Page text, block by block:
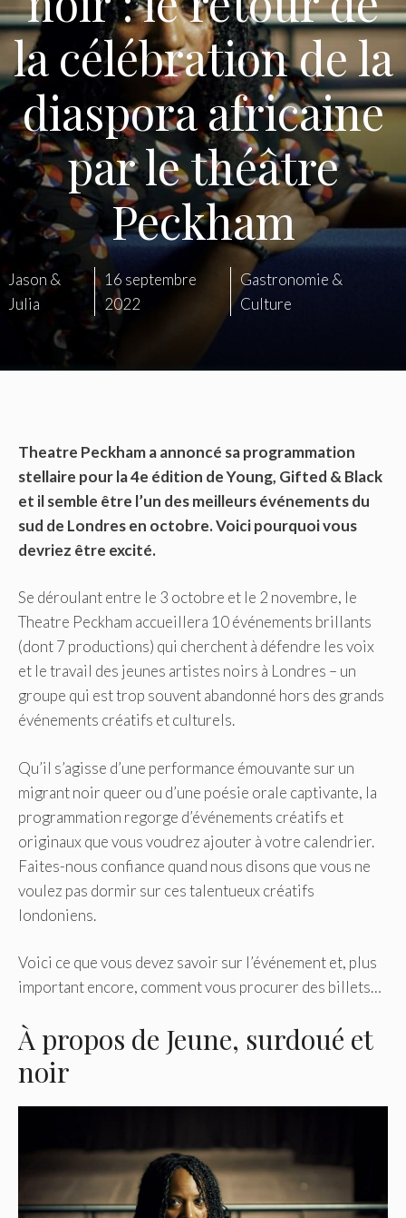
la célébration de la
diaspora africaine
par le théâtre
Peckham
Jason &
Julia
16 septembre
2022
Gastronomie &
Culture
Theatre Peckham a annoncé sa programmation
stellaire pour la 4e édition de Young, Gifted & Black
et il semble être l’un des meilleurs événements du
sud de Londres en octobre. Voici pourquoi vous
devriez être excité.
Se déroulant entre le 3 octobre et le 2 novembre, le
Theatre Peckham accueillera 10 événements brillants
(dont 7 productions) qui cherchent à défendre les voix
et le travail des jeunes artistes noirs à Londres – un
groupe qui est trop souvent abandonné hors des grands
événements créatifs et culturels.
Qu’il s’agisse d’une performance émouvante sur un
migrant noir queer ou d’une poésie orale captivante, la
programmation regorge d’événements créatifs et
originaux que vous voudrez ajouter à votre calendrier.
Faites-nous confiance quand nous disons que vous ne
voulez pas dormir sur ces talentueux créatifs
londoniens.
Voici ce que vous devez savoir sur l’événement et, plus
important encore, comment vous procurer des billets…
À propos de Jeune, surdoué et
noir